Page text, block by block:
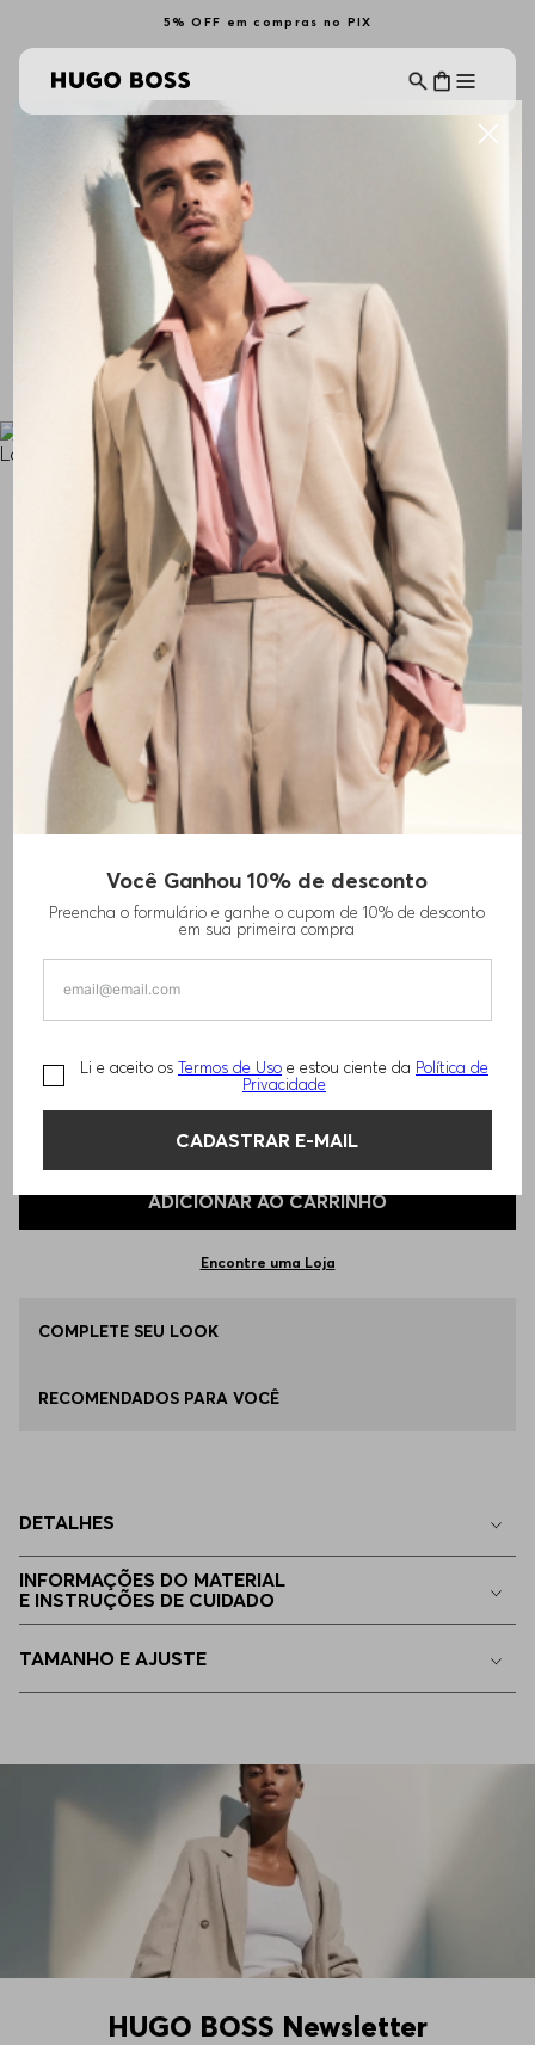
5% OFF em compras no PIX
Você Ganhou 10% de desconto
Preencha o formulário e ganhe o cupom de 10% de desconto
em sua primeira compra
Li e aceito os Termos de Uso e estou ciente da Política de
Privacidade
CADASTRAR E-MAIL
CAMISETA DE AJUSTE REGULAR EM
ALGODÃO ELÁSTICO COM LOGO
CONTRASTANTE
TAMANHO -4GG Informações do Tamanho
5GG
EP - XS
G - L Indisponível
EG - XL Indisponível
EGG Indisponível
ADICIONAR AO CARRINHO
Encontre uma Loja
COMPLETE SEU LOOK
RECOMENDADOS PARA VOCÊ
DETALHES
INFORMAÇÕES DO MATERIAL
E INSTRUÇÕES DE CUIDADO
TAMANHO E AJUSTE
HUGO BOSS Newsletter